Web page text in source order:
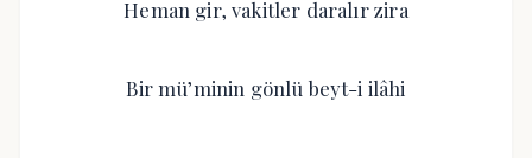
Heman gir, vakitler daralır zira
Bir mü’minin gönlü beyt-i ilâhi